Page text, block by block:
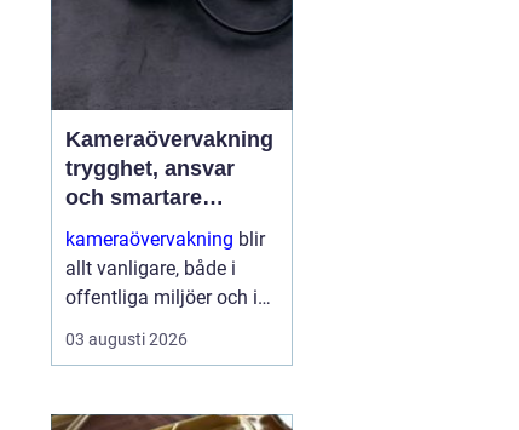
Kameraövervakning
trygghet, ansvar
och smartare
säkerhet
kameraövervakning blir
allt vanligare, både i
offentliga miljöer och i
privata hem. Tekniken
utvecklas snabbt,
möjligheterna ökar.
03 augusti 2026